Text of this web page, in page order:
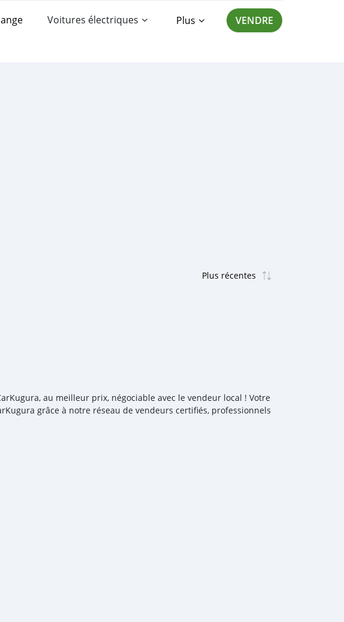
Voitures électriques Plus VENDRE
au meilleur prix, négociable avec le vendeur local ! Votre
grâce à notre réseau de vendeurs certifiés, professionnels